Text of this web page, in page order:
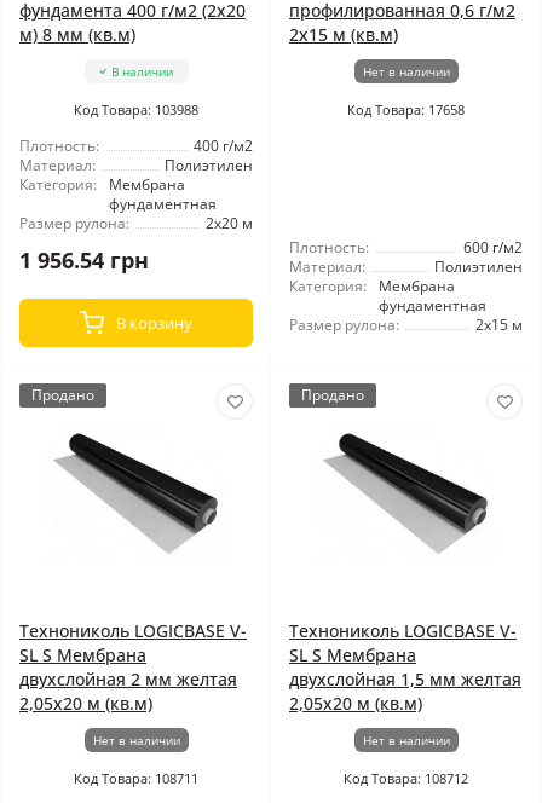
фундамента 400 г/м2 (2x20
м) 8 мм (кв.м)
В наличии
Код Товара: 103988
Плотность:
400 г/м2
Материал:
Полиэтилен
Категория:
Мембрана
фундаментная
Размер рулона:
2x20 м
1 956.54 грн
В корзину
профилированная 0,6 г/м2
2x15 м (кв.м)
Нет в наличии
Код Товара: 17658
Плотность:
600 г/м2
Материал:
Полиэтилен
Категория:
Мембрана
фундаментная
Размер рулона:
2x15 м
Продано
Технониколь LOGICBASE V-
SL S Мембрана
двухслойная 2 мм желтая
2,05x20 м (кв.м)
Нет в наличии
Код Товара: 108711
Продано
Технониколь LOGICBASE V-
SL S Мембрана
двухслойная 1,5 мм желтая
2,05x20 м (кв.м)
Нет в наличии
Код Товара: 108712